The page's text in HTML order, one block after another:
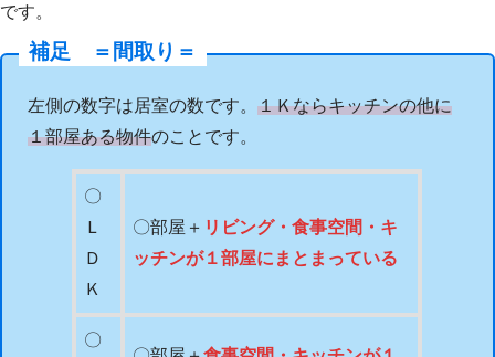
です。
補足 ＝間取り＝
左側の数字は居室の数です。１Ｋならキッチンの他に
１部屋ある物件のことです。
〇
Ｌ
Ｄ
Ｋ
〇部屋＋ リビング・食事空間・キ
ッチンが１部屋にまとまっている
〇